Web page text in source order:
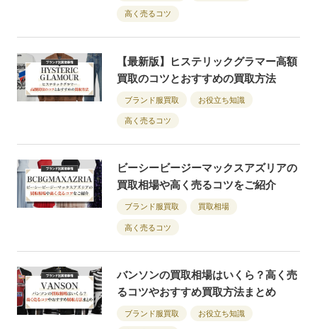
高く売るコツ
【最新版】ヒステリックグラマー高額
買取のコツとおすすめの買取方法
ブランド服買取 お役立ち知識
高く売るコツ
ビーシービージーマックスアズリアの
買取相場や高く売るコツをご紹介
ブランド服買取 買取相場
高く売るコツ
バンソンの買取相場はいくら？高く売
るコツやおすすめ買取方法まとめ
ブランド服買取 お役立ち知識